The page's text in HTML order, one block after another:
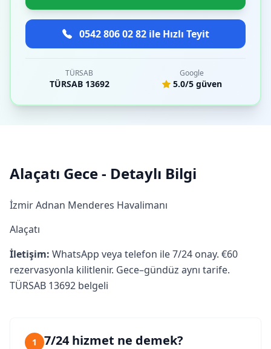
0542 806 02 82 ile Hızlı Teyit
TÜRSAB
TÜRSAB 13692
Google
5.0/5 güven
Alaçatı Gece - Detaylı Bilgi
İzmir Adnan Menderes Havalimanı
Alaçatı
İletişim: WhatsApp veya telefon ile 7/24 onay. €60
rezervasyonla kilitlenir. Gece–gündüz aynı tarife.
TÜRSAB 13692 belgeli
1 7/24 hizmet ne demek?